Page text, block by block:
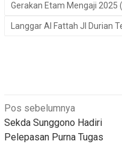
Gerakan Etam Mengaji 2025
Langgar Al Fattah Jl Durian
Navigasi
pos
Pos sebelumnya
Sekda Sunggono Hadiri
Pelepasan Purna Tugas